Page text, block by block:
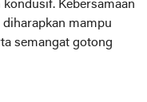
Kebersamaan
mampu
semangat gotong